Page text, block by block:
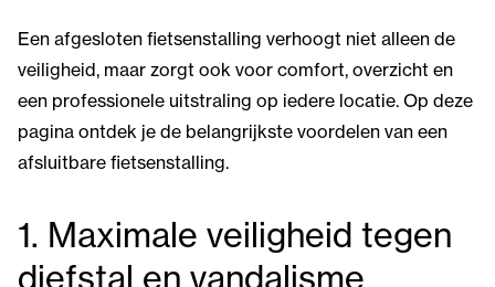
Een afgesloten fietsenstalling verhoogt niet alleen de
veiligheid, maar zorgt ook voor comfort, overzicht en
een professionele uitstraling op iedere locatie. Op deze
pagina ontdek je de belangrijkste voordelen van een
afsluitbare fietsenstalling.
1. Maximale veiligheid tegen
diefstal en vandalisme